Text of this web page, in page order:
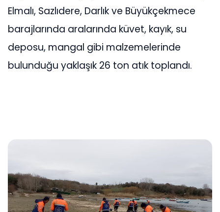
Elmalı, Sazlıdere, Darlık ve Büyükçekmece
barajlarında aralarında küvet, kayık, su
deposu, mangal gibi malzemelerinde
bulunduğu yaklaşık 26 ton atık toplandı.